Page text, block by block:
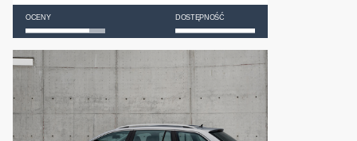
OCENY DOSTĘPNOŚĆ